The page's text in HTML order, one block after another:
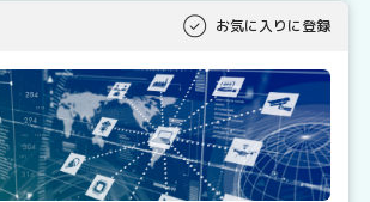
お気に入りに登録